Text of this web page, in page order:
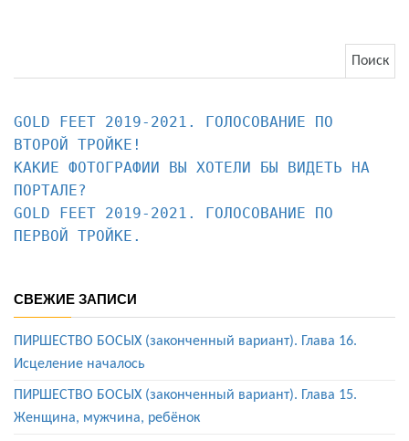
GOLD FEET 2019-2021. ГОЛОСОВАНИЕ ПО
КАКИЕ ФОТОГРАФИИ ВЫ ХОТЕЛИ БЫ ВИДЕТЬ НА
ПОРТАЛЕ?
GOLD FEET 2019-2021. ГОЛОСОВАНИЕ ПО
ПЕРВОЙ ТРОЙКЕ.
СВЕЖИЕ ЗАПИСИ
ПИРШЕСТВО БОСЫХ (законченный вариант). Глава 16.
Исцеление началось
ПИРШЕСТВО БОСЫХ (законченный вариант). Глава 15.
Женщина, мужчина, ребёнок